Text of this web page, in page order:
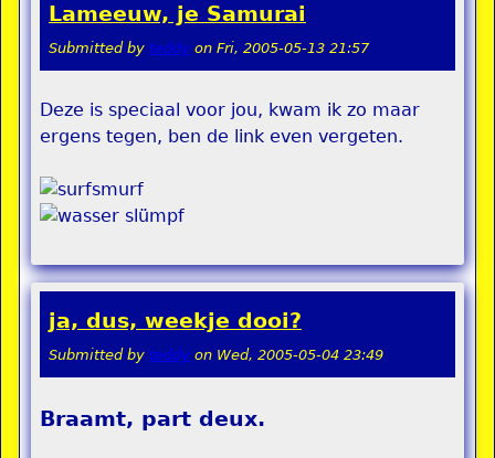
Lameeuw, je Samurai
Submitted by teddy on Fri, 2005-05-13 21:57
Deze is speciaal voor jou, kwam ik zo maar
ergens tegen, ben de link even vergeten.
ja, dus, weekje dooi?
Submitted by teddy on Wed, 2005-05-04 23:49
Braamt, part deux.